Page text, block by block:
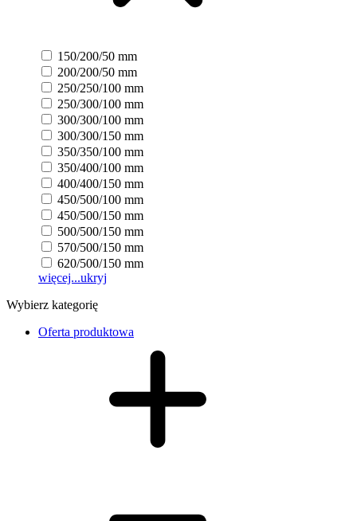
150/200/50 mm
200/200/50 mm
250/250/100 mm
250/300/100 mm
300/300/100 mm
300/300/150 mm
350/350/100 mm
350/400/100 mm
400/400/150 mm
450/500/100 mm
450/500/150 mm
500/500/150 mm
570/500/150 mm
620/500/150 mm
więcej...ukryj
Wybierz kategorię
Oferta produktowa